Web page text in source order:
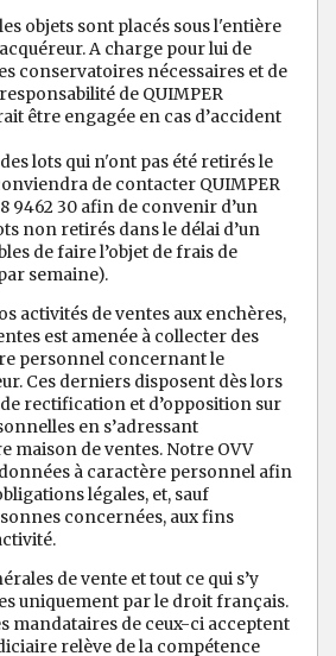
objets sont placés sous l'entière
A charge pour lui de
conservatoires nécessaires et de
de QUIMPER
être engagée en cas d’accident
lots qui n'ont pas été retirés le
de contacter QUIMPER
9462 30 afin de convenir d’un
non retirés dans le délai d’un
de faire l’objet de frais de
semaine).
activités de ventes aux enchères,
est amenée à collecter des
personnel concernant le
Ces derniers disposent dès lors
de rectification et d’opposition sur
en s’adressant
maison de ventes. Notre OVV
à caractère personnel afin
légales, et, sauf
concernées, aux fins
de vente et tout ce qui s’y
uniquement par le droit français.
mandataires de ceux-ci acceptent
relève de la compétence